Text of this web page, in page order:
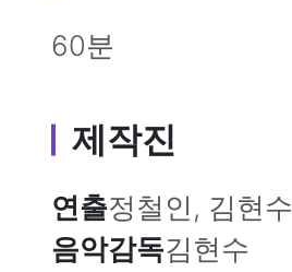
60분
제작진
연출정철인, 김현수
음악감독김현수